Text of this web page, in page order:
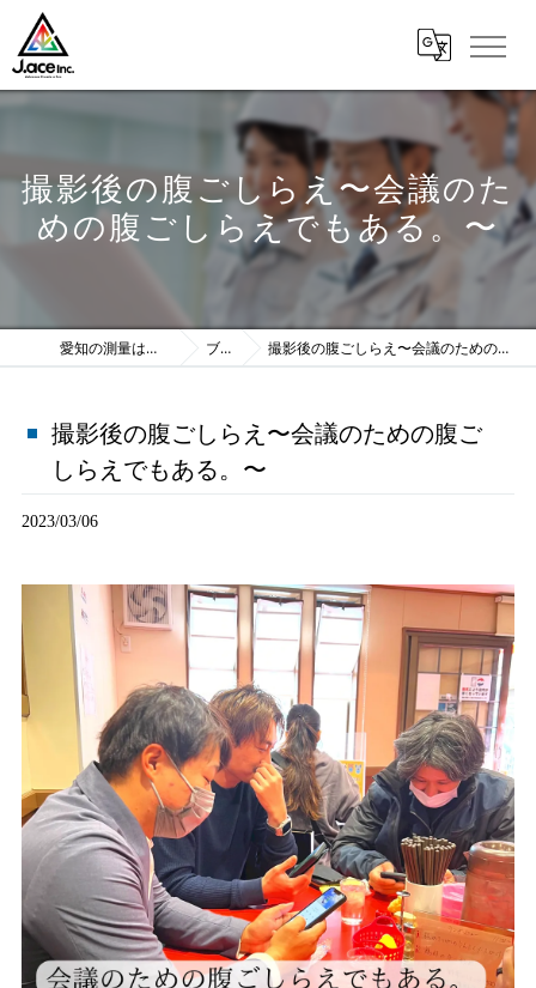
撮影後の腹ごしらえ〜会議のた
めの腹ごしらえでもある。〜
愛知の測量は株式会社J.ace ブログ 撮影後の腹ごしらえ〜会議のための腹ごしらえでもある。〜
撮影後の腹ごしらえ〜会議のための腹ご
しらえでもある。〜
2023/03/06